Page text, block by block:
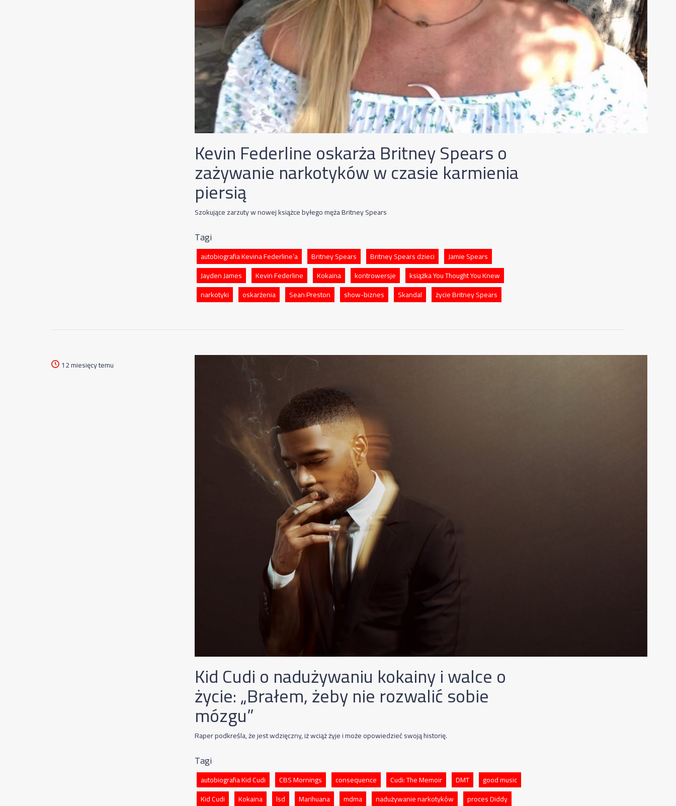
Kevin Federline oskarża Britney Spears o
zażywanie narkotyków w czasie karmienia
piersią
Szokujące zarzuty w nowej książce byłego męża Britney Spears
Tagi
autobiografia Kevina Federline’a Britney Spears Britney Spears dzieci
Jamie Spears
Jayden James
Kevin Federline Kokaina kontrowersje
książka You Thought You Knew
narkotyki
oskarżenia Sean Preston show-biznes Skandal życie Britney Spears
12 miesięcy temu
Kid Cudi o nadużywaniu kokainy i walce o
życie: „Brałem, żeby nie rozwalić sobie
mózgu”
Raper podkreśla, że jest wdzięczny, iż wciąż żyje i może opowiedzieć swoją historię.
Tagi
autobiografia Kid Cudi CBS Mornings consequence Cudi: The Memoir DMT
good music
Kid Cudi
Kokaina lsd Marihuana mdma nadużywanie narkotyków proces Diddy